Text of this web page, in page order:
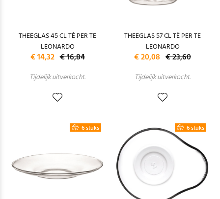
THEEGLAS 45 CL TÈ PER TE
LEONARDO
€ 14,32 € 16,84
Tijdelijk uitverkocht.
THEEGLAS 57 CL TÈ PER TE
LEONARDO
€ 20,08 € 23,60
Tijdelijk uitverkocht.
6 stuks 6 stuks